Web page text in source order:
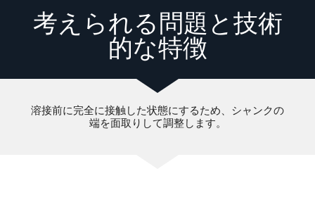
考えられる問題と技術
的な特徴
溶接前に完全に接触した状態にするため、シャンクの
端を面取りして調整します。